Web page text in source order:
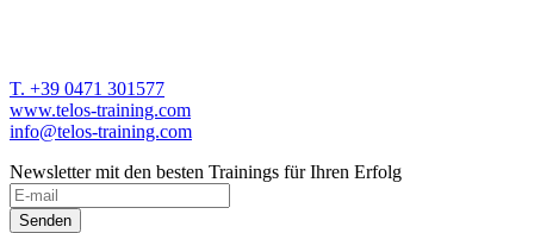
T. +39 0471 301577
www.telos-training.com
info@telos-training.com
Newsletter mit den besten Trainings für Ihren Erfolg